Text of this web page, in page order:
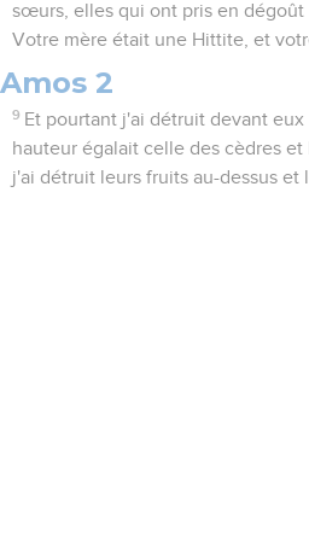
sœurs, elles qui ont pris en dégoût
Votre mère était une Hittite, et
Amos 2
9 Et pourtant j'ai détruit devant
hauteur égalait celle des cèdres et
j'ai détruit leurs fruits au-dessus et